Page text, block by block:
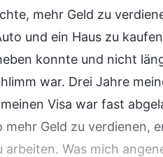
mehr Geld zu
und ein Haus zu
konnte und nicht
war. Drei Jahre
Visa war fast
mehr Geld zu verdienen,
Was mich